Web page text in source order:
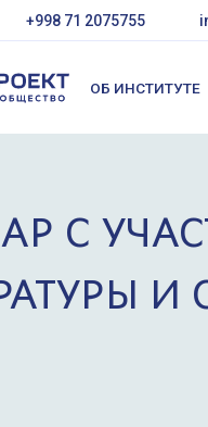
+998 71 2075755
ОБ ИНСТИТУТЕ
С
И